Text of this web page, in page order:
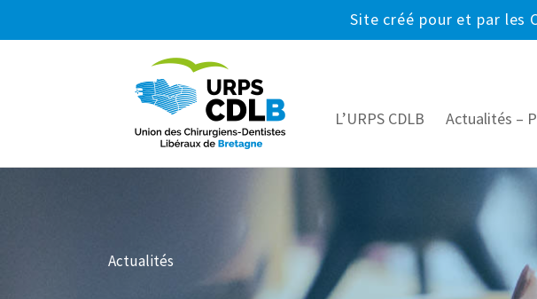
Site créé pour et par les
L’URPS CDLB Actualités –
Actualités